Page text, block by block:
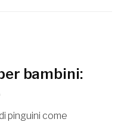
bambini:
pinguini come